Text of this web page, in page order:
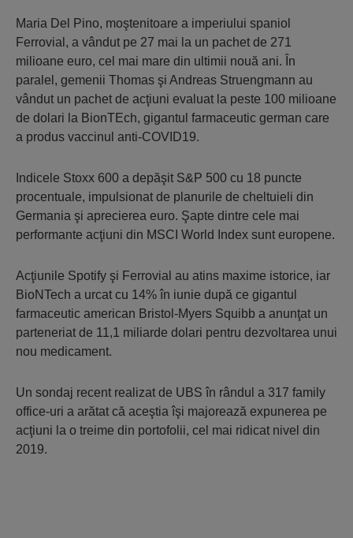
Maria Del Pino, moştenitoare a imperiului spaniol
Ferrovial, a vândut pe 27 mai la un pachet de 271
milioane euro, cel mai mare din ultimii nouă ani. În
paralel, gemenii Thomas şi Andreas Struengmann au
vândut un pachet de acţiuni evaluat la peste 100 milioane
de dolari la BionTEch, gigantul farmaceutic german care
a produs vaccinul anti-COVID19.
Indicele Stoxx 600 a depăşit S&P 500 cu 18 puncte
procentuale, impulsionat de planurile de cheltuieli din
Germania şi aprecierea euro. Şapte dintre cele mai
performante acţiuni din MSCI World Index sunt europene.
Acţiunile Spotify şi Ferrovial au atins maxime istorice, iar
BioNTech a urcat cu 14% în iunie după ce gigantul
farmaceutic american Bristol-Myers Squibb a anunţat un
parteneriat de 11,1 miliarde dolari pentru dezvoltarea unui
nou medicament.
Un sondaj recent realizat de UBS în rândul a 317 family
office-uri a arătat că aceştia îşi majorează expunerea pe
acţiuni la o treime din portofolii, cel mai ridicat nivel din
2019.